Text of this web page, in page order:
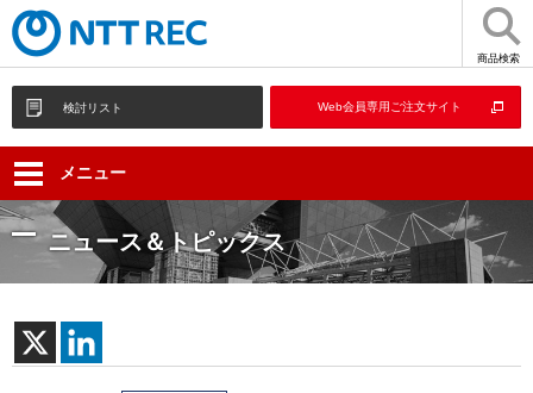
商品検索
検討リスト Web会員専用ご注文サイト
メニュー
ニュース＆トピックス